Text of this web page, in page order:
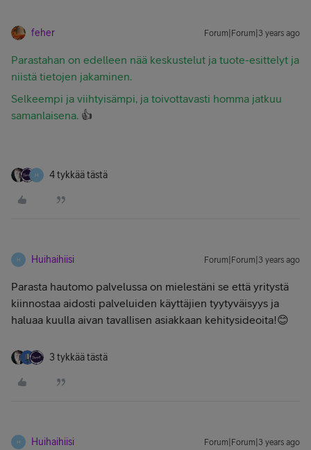
feher Forum|Forum|3 years ago
Parastahan on edelleen nää keskustelut ja tuote-esittelyt ja
niistä tietojen jakaminen.
Selkeempi ja viihtyisämpi, ja toivottavasti homma jatkuu
samanlaisena. 👍
H 4 tykkää tästä
H Huihaihiisi Forum|Forum|3 years ago
Parasta hautomo palvelussa on mielestäni se että yritystä
kiinnostaa aidosti palveluiden käyttäjien tyytyväisyys ja
haluaa kuulla aivan tavallisen asiakkaan kehitysideoita!😊
3 tykkää tästä
H Huihaihiisi Forum|Forum|3 years ago